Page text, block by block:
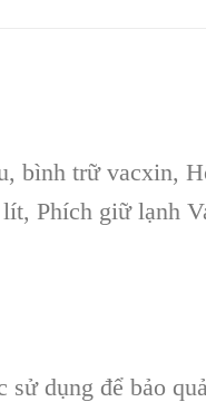
bình trữ vacxin,
Phích giữ lạnh
dụng để bảo